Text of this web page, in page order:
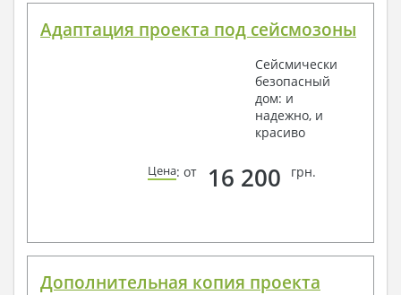
Адаптация проекта под сейсмозоны
Сейсмически
безопасный
дом: и
надежно, и
красиво
Цена: от 16 200 грн.
Дополнительная копия проекта